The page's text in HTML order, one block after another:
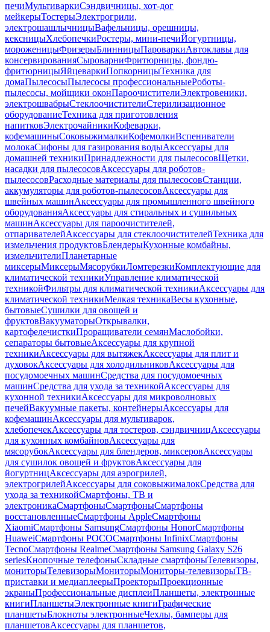
печиМультиваркиСэндвичницы, хот-дог
мейкерыТостерыЭлектрогрили,
электрошашлычницыВафельницы, орешницы,
кексницыХлебопечкиРостеры, мини-печиЙогуртницы,
мороженицыФризерыБлинницыПароваркиАвтоклавы для
консервированияСыроварниФритюрницы, фондю-
фритюрницыЯйцеваркиПопкорницыТехника для
домаПылесосыПылесосы профессиональныеРоботы-
пылесосы, мойщики оконПароочистителиЭлектровеники,
электрошвабрыСтеклоочистителиСтерилизационное
оборудованиеТехника для приготовления
напитковЭлектрочайникиКофеварки,
кофемашиныСоковыжималкиКофемолкиВспениватели
молокаСифоны для газирования водыАксессуары для
домашней техникиПринадлежности для пылесосовЩетки,
насадки для пылесосовАксессуары для роботов-
пылесосовРасходные материалы для пылесосовСтанции,
аккумуляторы для роботов-пылесосовАксессуары для
швейных машинАксессуары для промышленного швейного
оборудованияАксессуары для стиральных и сушильных
машинАксессуары для пароочистителей,
отпаривателейАксессуары для стеклоочистителейТехника для
измельчения продуктовБлендерыКухонные комбайны,
измельчителиПланетарные
миксерыМиксерыМясорубкиЛомтерезкиКомплектующие для
климатической техникиУправление климатической
техникойФильтры для климатической техникиАксессуары для
климатической техникиМелкая техникаВесы кухонные,
бытовыеСушилки для овощей и
фруктовВакууматорыОткрывалки,
картофелечисткиПроращиватели семянМаслобойки,
сепараторы бытовыеАксессуары для крупной
техникиАксессуары для вытяжекАксессуары для плит и
духовокАксессуары для холодильниковАксессуары для
посудомоечных машинСредства для посудомоечных
машинСредства для ухода за техникойАксессуары для
кухонной техникиАксессуары для микроволновых
печейВакуумные пакеты, контейнерыАксессуары для
кофемашинАксессуары для мультиварок,
хлебопечекАксессуары для тостеров, сэндвичницАксессуары
для кухонных комбайновАксессуары для
мясорубокАксессуары для блендеров, миксеровАксессуары
для сушилок овощей и фруктовАксессуары для
йогуртницАксессуары для аэрогрилей,
электрогрилейАксессуары для соковыжималокСредства для
ухода за техникойСмартфоны, ТВ и
электроникаСмартфоныСмартфоныСмартфоны
восстановленныеСмартфоны AppleСмартфоны
XiaomiСмартфоны SamsungСмартфоны HonorСмартфоны
HuaweiСмартфоны POCOСмартфоны InfinixСмартфоны
TecnoСмартфоны RealmeСмартфоны Samsung Galaxy S26
seriesКнопочные телефоныСкладные смартфоныТелевизоры,
мониторыТелевизорыМониторыМониторы-телевизорыТВ-
приставки и медиаплеерыПроекторыПроекционные
экраныПрофессиональные дисплеиПланшеты, электронные
книгиПланшетыЭлектронные книгиГрафические
планшетыБлокноты электронныеЧехлы, бамперы для
планшетовАксессуары для планшетов,